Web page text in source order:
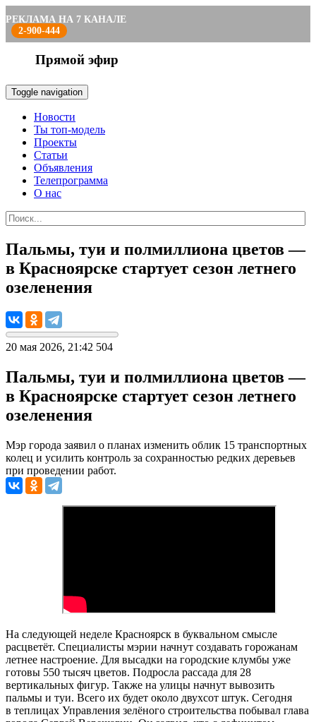
РЕКЛАМА НА 7 КАНАЛЕ
2-900-444
Прямой эфир
Toggle navigation
Новости
Ты топ-модель
Проекты
Статьи
Объявления
Телепрограмма
О нас
Пальмы, туи и полмиллиона цветов —
в Красноярске стартует сезон летнего
озеленения
20 мая 2026, 21:42 504
Пальмы, туи и полмиллиона цветов —
в Красноярске стартует сезон летнего
озеленения
Мэр города заявил о планах изменить облик 15 транспортных
колец и усилить контроль за сохранностью редких деревьев
при проведении работ.
На следующей неделе Красноярск в буквальном смысле
расцветёт. Специалисты мэрии начнут создавать горожанам
летнее настроение. Для высадки на городские клумбы уже
готовы 550 тысяч цветов. Подросла рассада для 28
вертикальных фигур. Также на улицы начнут вывозить
пальмы и туи. Всего их будет около двухсот штук. Сегодня
в теплицах Управления зелёного строительства побывал глава